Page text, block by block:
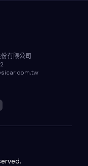
有限公司